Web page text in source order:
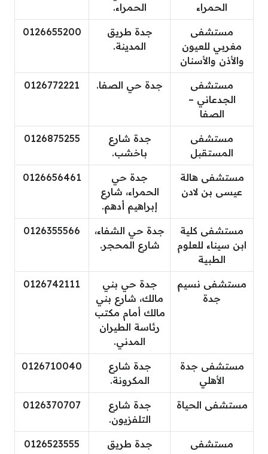
الحمراء
الحمراء.
مستشفى
مغربي للعيون
والأذن والأسنان
جدة طريق
المدينة.
0126655200
مستشفى
الجدعاني –
الصفا
جدة حي الصفا. 0126772221
مستشفى
المستقبل
جدة شارع
باخشب.
0126875255
مستشفى هالة
عيسى بن لادن
جدة حي
الحمراء، شارع
إبراهيم أدهم.
0126656461
مستشفى كلية
ابن سيناء للعلوم
الطبية
جدة حي الشفاء،
شارع المحجر.
0126355566
مستشفى نسيم
جدة
جدة حي بني
مالك، شارع بني
مالك أمام مكتب
رئاسة الطيران
المدني.
0126742111
مستشفى جدة
الأهلي
جدة شارع
المكرونة.
0126710040
مستشفى الحياة
جدة شارع
التلفزيون.
0126370707
مستشفى
جدة طريق
0126523555